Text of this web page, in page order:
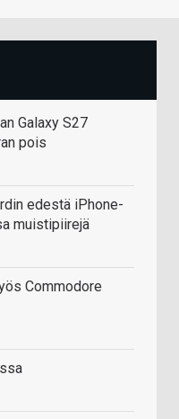
Galaxy S27
pois
edestä iPhone-
muistipiirejä
Commodore